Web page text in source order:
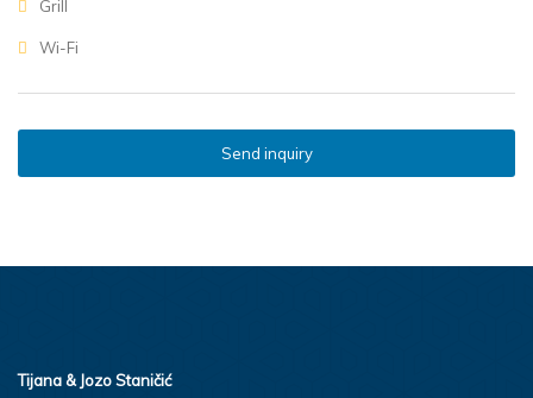
Grill
Wi-Fi
Send inquiry
Tijana & Jozo Staničić